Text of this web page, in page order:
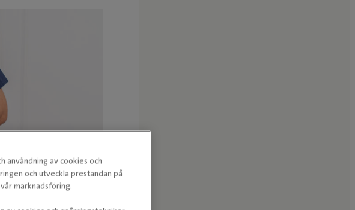
användning av cookies och
och utveckla prestandan på
marknadsföring.